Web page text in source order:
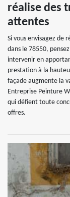
réalise des
attentes
Si vous envisagez de
dans le 78550,
intervenir en
prestation à la
façade augmente la
Entreprise Peinture
qui défient toute
offres.